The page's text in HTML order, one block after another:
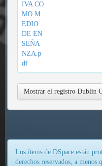
IVA CO
MO M
EDIO
DE EN
SEÑA
NZA.p
df
Mostrar el registro Dublin
Los ítems de DSpace están
derechos reservados, a